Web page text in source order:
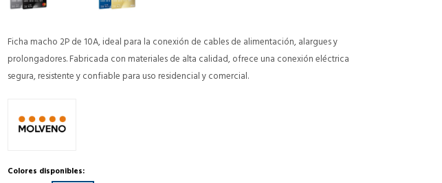
Ficha macho 2P de 10A, ideal para la conexión de cables de alimentación, alargues y
prolongadores. Fabricada con materiales de alta calidad, ofrece una conexión eléctrica
segura, resistente y confiable para uso residencial y comercial.
Colores disponibles: